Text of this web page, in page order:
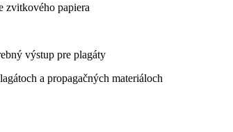
zvitkového papiera
výstup pre plagáty
a propagačných materiáloch